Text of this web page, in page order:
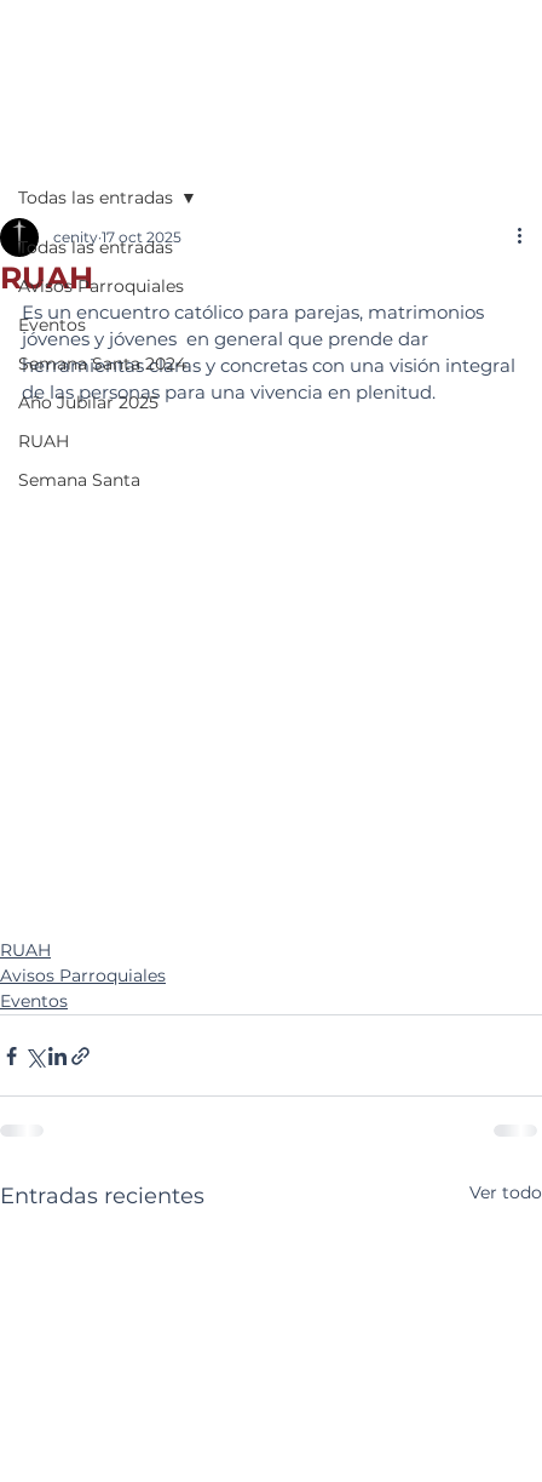
Todas las entradas
Avisos Parroquiales
Eventos
Semana Santa 2024
Año Jubilar 2025
RUAH
Semana Santa
Todas las entradas
RUAH
cenity 17 oct 2025
Es un encuentro católico para parejas, matrimonios
jóvenes y jóvenes  en general que prende dar
herramientas claras y concretas con una visión integral
de las personas para una vivencia en plenitud.
RUAH
Avisos Parroquiales
Eventos
Entradas recientes Ver todo